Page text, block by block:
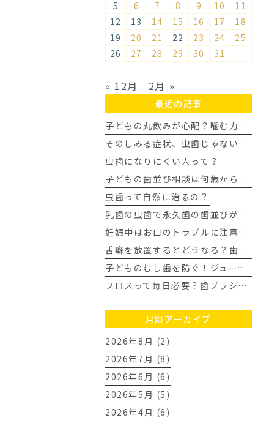
5
6 7 8 9 10
11
12
13 14 15 16 17
18
19
20 21 22 23 24
25
26
27 28 29 30 31
« 12月 2月 »
最近の記事
子どもの丸飲みが心配？噛む力を育み歯並びを整える家庭の習慣
そのしみる症状、虫歯じゃないかも？知覚過敏について
虫歯になりにくい人って？
子どもの歯並び相談は何歳から？歯科医師が教える受診タイミングの目安
虫歯って自然に治るの？
乳歯の虫歯で永久歯の歯並びがガタガタに？ママの不安に歯科医が回答
妊娠中はお口のトラブルに注意！今日からできる虫歯・歯周病予防
舌癖を放置するとどうなる？歯並びや顎への影響を歯科医師が解説
子どものむし歯を防ぐ！ジュース飲み過ぎの3つの対策｜豊田市
フロスって毎日必要？歯ブラシだけでは落とせない汚れとは
月別アーカイブ
2026年8月 (2)
2026年7月 (8)
2026年6月 (6)
2026年5月 (5)
2026年4月 (6)